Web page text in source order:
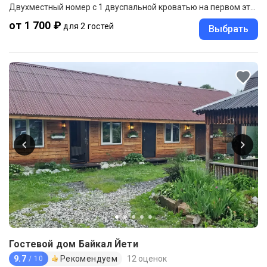
от 1 700 ₽ для 2 гостей Выбрать
Гостевой дом Байкал Йети
9.7 / 10 Рекомендуем 12 оценок